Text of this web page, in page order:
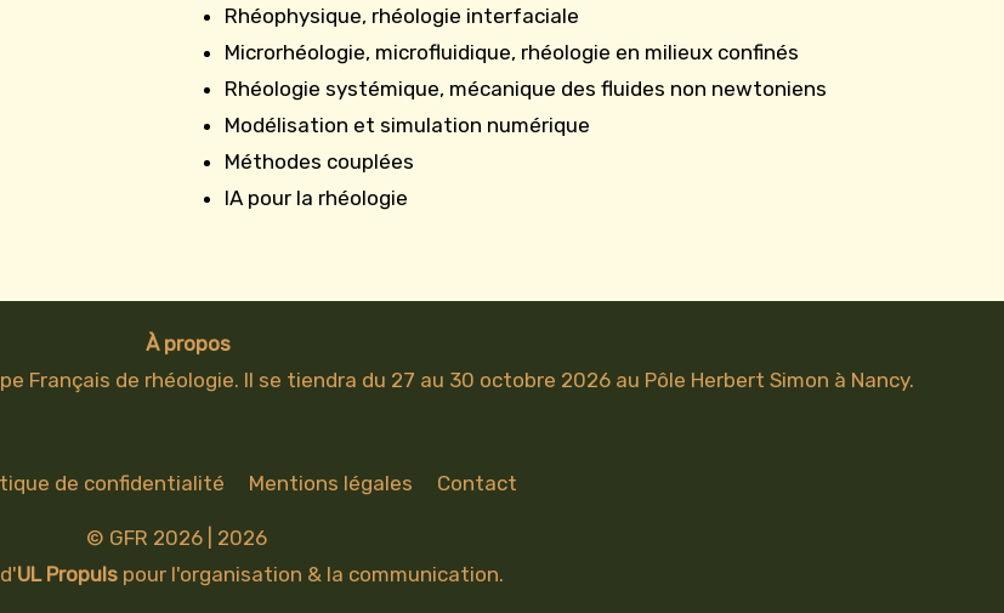
Rhéophysique, rhéologie interfaciale
Microrhéologie, microfluidique, rhéologie en milieux confinés
Rhéologie systémique, mécanique des fluides non newtoniens
Modélisation et simulation numérique
Méthodes couplées
IA pour la rhéologie
À propos
Français de rhéologie. Il se tiendra du 27 au 30 octobre 2026 au Pôle Herbert Simon à Nancy.
de confidentialité Mentions légales Contact
© GFR 2026 | 2026
UL Propuls pour l'organisation & la communication.